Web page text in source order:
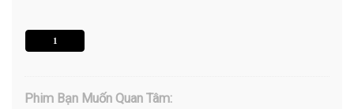
1
Phim Bạn Muốn Quan Tâm: